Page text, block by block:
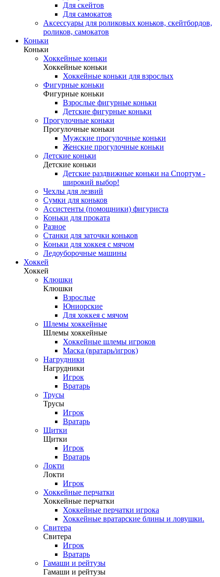
Для скейтов
Для самокатов
Аксессуары для роликовых коньков, скейтбордов,
роликов, самокатов
Коньки
Коньки
Хоккейные коньки
Хоккейные коньки
Хоккейные коньки для взрослых
Фигурные коньки
Фигурные коньки
Взрослые фигурные коньки
Детские фигурные коньки
Прогулочные коньки
Прогулочные коньки
Мужские прогулочные коньки
Женские прогулочные коньки
Детские коньки
Детские коньки
Детские раздвижные коньки на Спортум -
широкий выбор!
Чехлы для лезвий
Сумки для коньков
Ассистенты (помощники) фигуриста
Коньки для проката
Разное
Станки для заточки коньков
Коньки для хоккея с мячом
Ледоуборочные машины
Хоккей
Хоккей
Клюшки
Клюшки
Взрослые
Юниорские
Для хоккея с мячом
Шлемы хоккейные
Шлемы хоккейные
Хоккейные шлемы игроков
Маска (вратарь/игрок)
Нагрудники
Нагрудники
Игрок
Вратарь
Трусы
Трусы
Игрок
Вратарь
Щитки
Щитки
Игрок
Вратарь
Локти
Локти
Игрок
Хоккейные перчатки
Хоккейные перчатки
Хоккейные перчатки игрока
Хоккейные вратарские блины и ловушки.
Свитера
Свитера
Игрок
Вратарь
Гамаши и рейтузы
Гамаши и рейтузы